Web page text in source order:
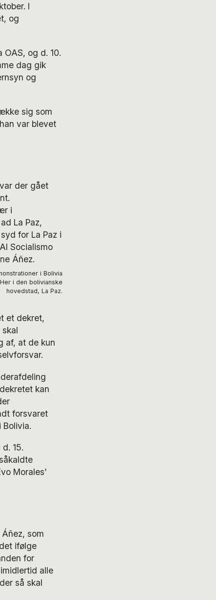
I
og
og d. 10.
dag gik
og
sig som
var blevet
der gået
i
La Paz,
for La Paz i
Socialismo
Áñez.
i Bolivia
i den bolivianske
hovedstad, La Paz.
et dekret,
af, at de kun
kan
forsvaret
15.
Morales’
som
ifølge
for
alle
så skal